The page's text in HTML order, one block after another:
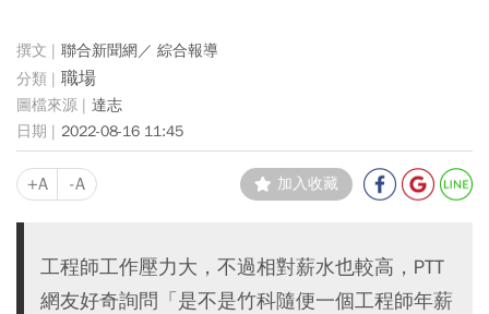
聯合新聞網／ 綜合報導
職場
達志
2022-08-16 11:45
+A -A 加入收藏
工程師工作壓力大，不過相對薪水也較高，PTT
網友好奇詢問「是不是竹科隨便一個工程師年薪